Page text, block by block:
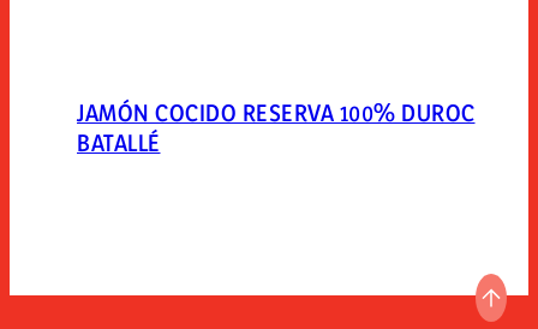
JAMÓN COCIDO RESERVA 100% DUROC
BATALLÉ
IR